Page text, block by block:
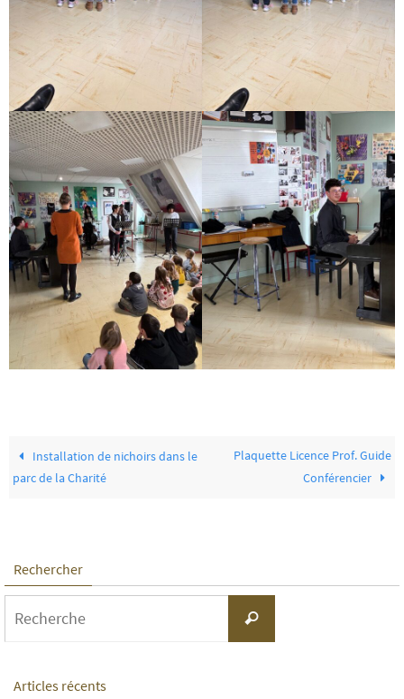
Installation de nichoirs dans le
parc de la Charité
Plaquette Licence Prof. Guide
Conférencier
Rechercher
Recherche
Articles récents